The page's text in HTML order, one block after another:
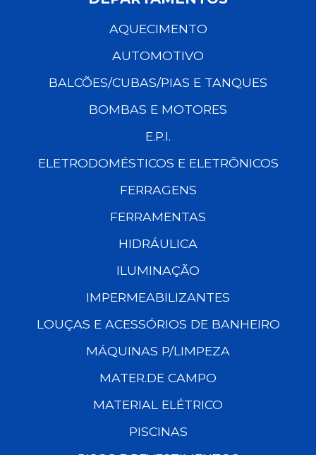
AQUECIMENTO
AUTOMOTIVO
BALCÕES/CUBAS/PIAS E TANQUES
BOMBAS E MOTORES
E.P.I.
ELETRODOMÉSTICOS E ELETRÔNICOS
FERRAGENS
FERRAMENTAS
HIDRÁULICA
ILUMINAÇÃO
IMPERMEABILIZANTES
LOUÇAS E ACESSÓRIOS DE BANHEIRO
MÁQUINAS P/LIMPEZA
MATER.DE CAMPO
MATERIAL ELÉTRICO
PISCINAS